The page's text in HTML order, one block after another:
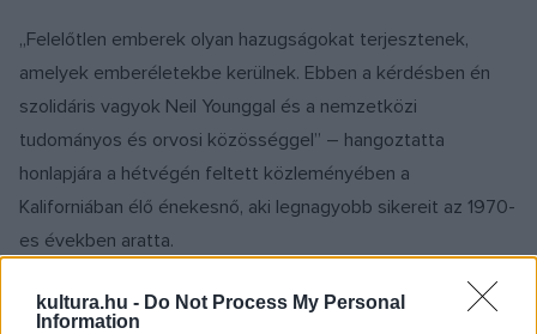
kultura.hu - Do Not Process My Personal
Information
„Felelőtlen emberek olyan hazugságokat terjesztenek,
amelyek emberéletekbe kerülnek. Ebben a kérdésben én
szolidáris vagyok Neil Younggal és a nemzetközi
tudományos és orvosi közösséggel” – hangoztatta
honlapjára a hétvégén feltett közleményében a
Kaliforniában élő énekesnő, aki legnagyobb sikereit az 1970-
es években aratta.
A 78 éves Mitchell az első élvonalbeli zenész, aki Neil